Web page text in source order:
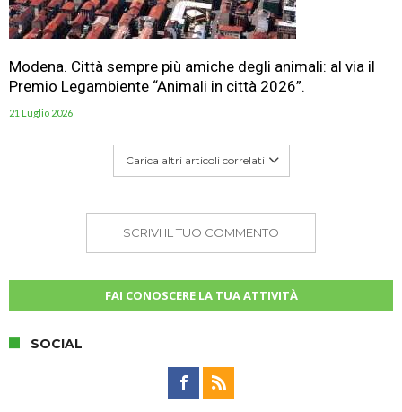
Modena. Città sempre più amiche degli animali: al via il
Premio Legambiente “Animali in città 2026”.
21 Luglio 2026
Carica altri articoli correlati
SCRIVI IL TUO COMMENTO
FAI CONOSCERE LA TUA ATTIVITÀ
SOCIAL